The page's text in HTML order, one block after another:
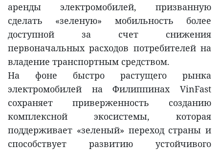
аренды электромобилей, призванную
сделать «зеленую» мобильность более
доступной за счет снижения
первоначальных расходов потребителей на
владение транспортным средством.
На фоне быстро растущего рынка
электромобилей на Филиппинах VinFast
сохраняет приверженность созданию
комплексной экосистемы, которая
поддерживает «зеленый» переход страны и
способствует развитию устойчивого